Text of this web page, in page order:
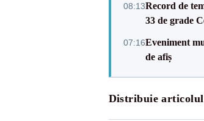
08:13Record de
33 de grade
07:16Eveniment
de afiș
Distribuie articolul